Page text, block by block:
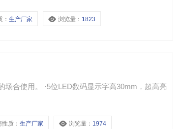
：生产厂家 浏览量： 1823
性质：生产厂家 浏览量： 1974